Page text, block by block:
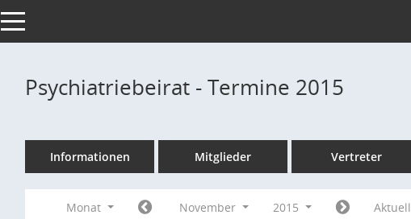
Toggle navigation
Psychiatriebeirat - Termine 2015
Informationen Mitglieder Vertreter
Monat November 2015 Aktuell